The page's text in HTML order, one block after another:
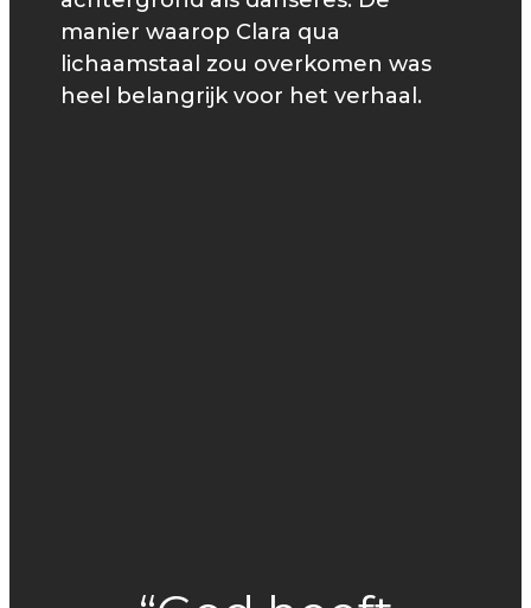
manier waarop Clara qua
lichaamstaal zou overkomen was
heel belangrijk voor het verhaal.